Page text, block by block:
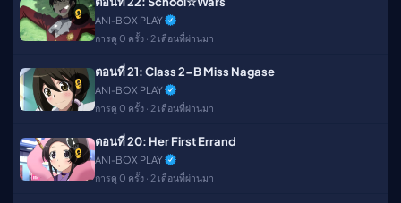
🔒
ANI-BOX PLAY
การดู 0 ครั้ง · 2 เดือนที่ผ่านมา
🔒
ตอนที่ 21: Class 2-B Miss Nagase
ANI-BOX PLAY
การดู 0 ครั้ง · 2 เดือนที่ผ่านมา
🔒
ตอนที่ 20: Her First Errand
ANI-BOX PLAY
การดู 0 ครั้ง · 2 เดือนที่ผ่านมา